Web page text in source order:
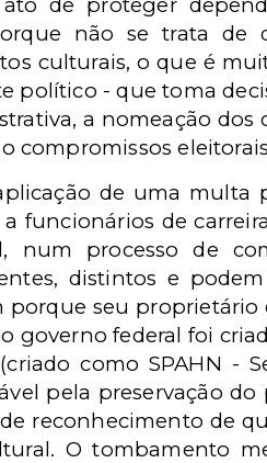
não se trata de
culturais, o que é
político - que toma
a nomeação dos
compromissos
de uma multa
funcionários de
num processo de
distintos e
seu proprietário
governo federal foi
como SPAHN -
pela preservação
reconhecimento de
O tombamento